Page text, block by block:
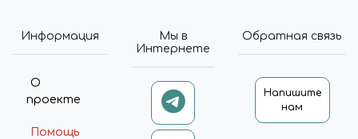
Информация
О
проекте
Помощь
Мы в
Интернете
Обратная связь
Напишите
нам